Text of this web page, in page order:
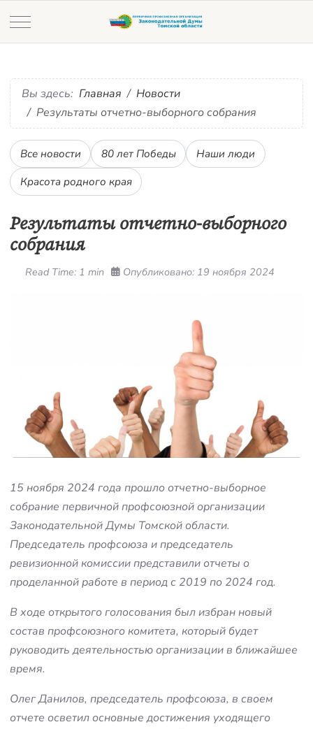
Mobile Menu Toggle
Вы здесь: Главная
Новости
Результаты отчетно-выборного собрания
Все новости 80 лет Победы Наши люди
Красота родного края
Результаты отчетно-выборного
собрания
Read Time: 1 min Опубликовано: 19 ноября 2024
15 ноября 2024 года прошло отчетно-выборное
собрание первичной профсоюзной организации
Законодательной Думы Томской области.
Председатель профсоюза и председатель
ревизионной комиссии представили отчеты о
проделанной работе в период с 2019 по 2024 год.
В ходе открытого голосования был избран новый
состав профсоюзного комитета, который будет
руководить деятельностью организации в ближайшее
время.
Олег Данилов, председатель профсоюза, в своем
отчете осветил основные достижения уходящего